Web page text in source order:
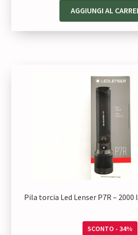
AGGIUNGI AL
Pila torcia Led Lenser P7R –
SCONTO - 34%